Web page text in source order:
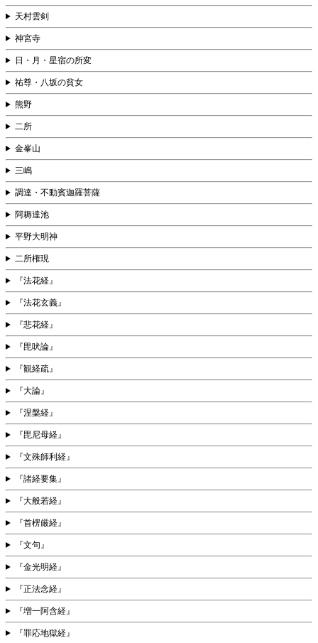
天村雲剣
神宮寺
日・月・星宿の所変
祐尊・八坂の貧女
熊野
二所
金峯山
三嶋
調達・不動賓迦羅菩薩
阿耨達池
平野大明神
二所権現
『法花経』
『法花玄義』
『悲花経』
『毘吠論』
『観経疏』
『大論』
『涅槃経』
『毘尼母経』
『文殊師利経』
『諸経要集』
『大般若経』
『首楞厳経』
『文句』
『金光明経』
『正法念経』
『増一阿含経』
『罪応地獄経』